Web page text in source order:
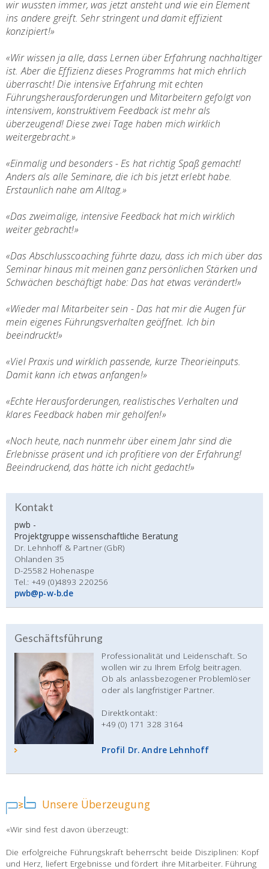
wir wussten immer, was jetzt ansteht und wie ein Element
ins andere greift. Sehr stringent und damit effizient
konzipiert!»
«Wir wissen ja alle, dass Lernen über Erfahrung nachhaltiger
ist. Aber die Effizienz dieses Programms hat mich ehrlich
überrascht! Die intensive Erfahrung mit echten
Führungsherausforderungen und Mitarbeitern gefolgt von
intensivem, konstruktivem Feedback ist mehr als
überzeugend! Diese zwei Tage haben mich wirklich
weitergebracht.»
«Einmalig und besonders - Es hat richtig Spaß gemacht!
Anders als alle Seminare, die ich bis jetzt erlebt habe.
Erstaunlich nahe am Alltag.»
«Das zweimalige, intensive Feedback hat mich wirklich
weiter gebracht!»
«Das Abschlusscoaching führte dazu, dass ich mich über das
Seminar hinaus mit meinen ganz persönlichen Stärken und
Schwächen beschäftigt habe: Das hat etwas verändert!»
«Wieder mal Mitarbeiter sein - Das hat mir die Augen für
mein eigenes Führungsverhalten geöffnet. Ich bin
beeindruckt!»
«Viel Praxis und wirklich passende, kurze Theorieinputs.
Damit kann ich etwas anfangen!»
«Echte Herausforderungen, realistisches Verhalten und
klares Feedback haben mir geholfen!»
«Noch heute, nach nunmehr über einem Jahr sind die
Erlebnisse präsent und ich profitiere von der Erfahrung!
Beeindruckend, das hätte ich nicht gedacht!»
Kontakt
pwb -
Projektgruppe wissenschaftliche Beratung
Dr. Lehnhoff & Partner (GbR)
Ohlanden 35
D-25582 Hohenaspe
Tel.: +49 (0)4893 220256
pwb@p-w-b.de
Geschäftsführung
Professionalität und Leidenschaft. So
wollen wir zu Ihrem Erfolg beitragen.
Ob als anlassbezogener Problemlöser
oder als langfristiger Partner.
Direktkontakt:
+49 (0) 171 328 3164
Profil Dr. Andre Lehnhoff
Unsere Überzeugung
«Wir sind fest davon überzeugt:
Die erfolgreiche Führungskraft beherrscht beide Disziplinen: Kopf
und Herz, liefert Ergebnisse und fördert ihre Mitarbeiter. Führung